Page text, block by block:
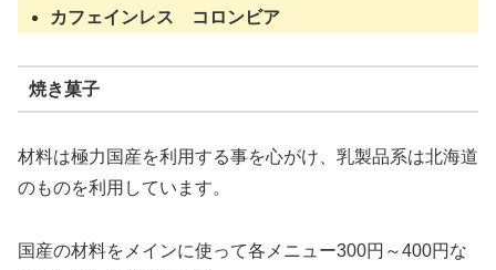
カフェインレス コロンビア
焼き菓子
材料は極力国産を利用する事を心がけ、乳製品系は北海道
のものを利用しています。
国産の材料をメインに使って各メニュー300円～400円な